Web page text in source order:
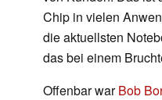
Chip in vielen
die aktuellsten
das bei einem
Offenbar warBob